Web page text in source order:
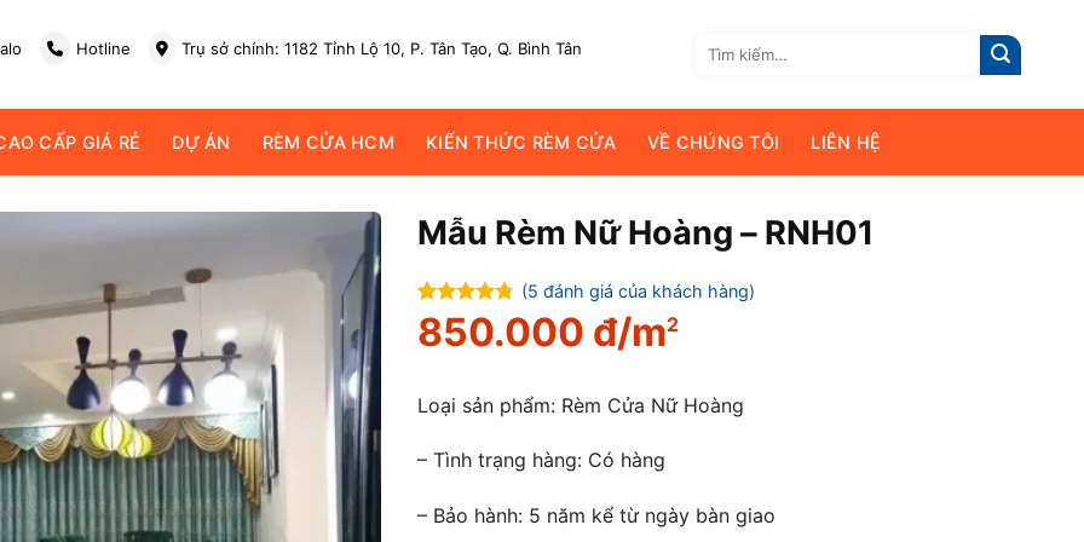
Hotline Trụ sở chính: 1182 Tỉnh Lộ 10, P. Tân Tạo, Q. Bình Tân
Tìm
CẤP GIÁ RẺ DỰ ÁN RÈM CỬA HCM KIẾN THỨC RÈM CỬA VỀ CHÚNG TÔI LIÊN HỆ
Mẫu Rèm Nữ Hoàng – RNH01
4.75trên
5 dựa trên
4
(5 đánh giá của khách hàng)
850.000 đ/m2
Loại sản phẩm: Rèm Cửa Nữ Hoàng
– Tình trạng hàng: Có hàng
– Bảo hành: 5 năm kể từ ngày bàn giao